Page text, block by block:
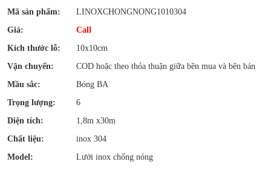
Mã sản phẩm:
LINOXCHONGNONG1010304
Giá:
Call
Kích thước lỗ:
10x10cm
Vận chuyển:
COD hoặc theo thỏa thuận giữa bên mua và bên bán
Mầu sắc:
Bóng BA
Trọng lượng:
6
Diện tích:
1,8m x30m
Chất liệu:
inox 304
Model:
Lưới inox chống nóng